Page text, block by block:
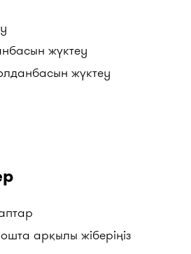
жүктеу
жүктеу
арқылы жіберіңіз